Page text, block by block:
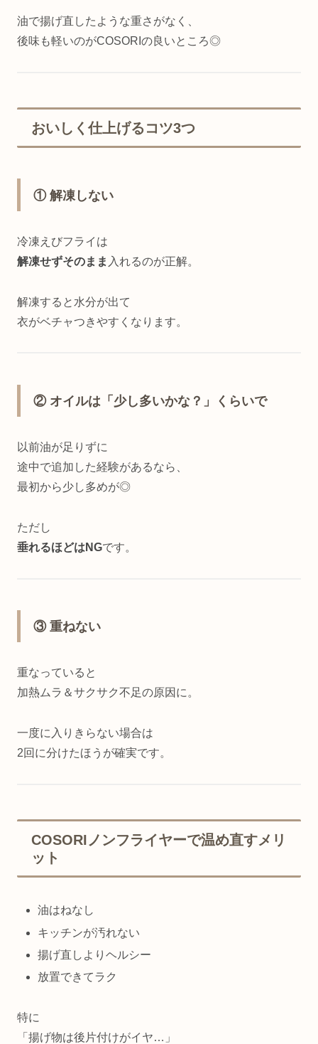
油で揚げ直したような重さがなく、
後味も軽いのがCOSORIの良いところ◎
おいしく仕上げるコツ3つ
① 解凍しない
冷凍えびフライは
解凍せずそのまま 入れるのが正解。
解凍すると水分が出て
衣がベチャつきやすくなります。
② オイルは「少し多いかな？」くらいで
以前油が足りずに
途中で追加した経験があるなら、
最初から少し多めが◎
ただし
垂れるほどはNGです。
③ 重ねない
重なっていると
加熱ムラ＆サクサク不足の原因に。
一度に入りきらない場合は
2回に分けたほうが確実です。
COSORIノンフライヤーで温め直すメリ
ット
油はねなし
キッチンが汚れない
揚げ直しよりヘルシー
放置できてラク
特に
「揚げ物は後片付けがイヤ…」